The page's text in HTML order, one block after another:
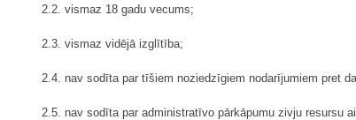
2.2. vismaz 18 gadu vecums;
2.3. vismaz vidējā izglītība;
2.4. nav sodīta par tīšiem noziedzīgiem nodarījumiem pret
2.5. nav sodīta par administratīvo pārkāpumu zivju resursu